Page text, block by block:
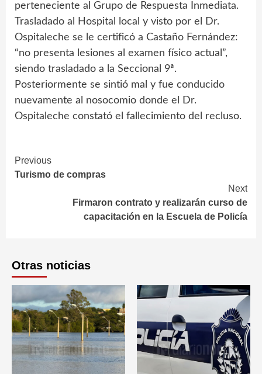
perteneciente al Grupo de Respuesta Inmediata.
Trasladado al Hospital local y visto por el Dr.
Ospitaleche se le certificó a Castaño Fernández:
“no presenta lesiones al examen físico actual”,
siendo trasladado a la Seccional 9ª.
Posteriormente se sintió mal y fue conducido
nuevamente al nosocomio donde el Dr.
Ospitaleche constató el fallecimiento del recluso.
Continue
Reading
Previous
Turismo de compras
Next
Firmaron contrato y realizarán curso de
capacitación en la Escuela de Policía
Otras noticias